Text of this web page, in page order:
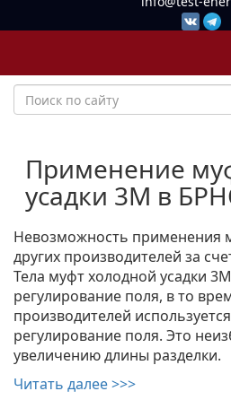
Применение
усадки 3М в
Невозможность применения
других производителей за
Тела муфт холодной усадки
регулирование поля, в то
производителей
регулирование поля. Это
увеличению длины разделки.
Читать далее >>>